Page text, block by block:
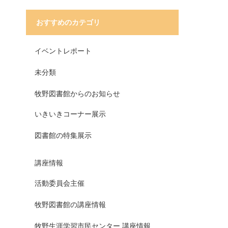
おすすめのカテゴリ
イベントレポート
未分類
牧野図書館からのお知らせ
いきいきコーナー展示
図書館の特集展示
講座情報
活動委員会主催
牧野図書館の講座情報
牧野生涯学習市民センター 講座情報